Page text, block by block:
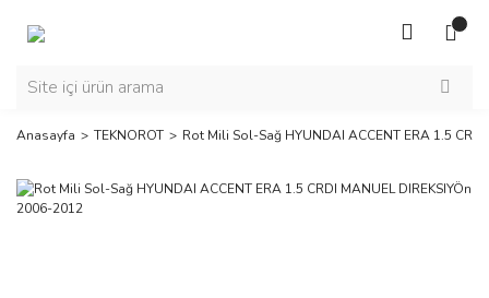
Anasayfa TEKNOROT Rot Mili Sol-Sağ HYUNDAI ACCENT ERA 1.5